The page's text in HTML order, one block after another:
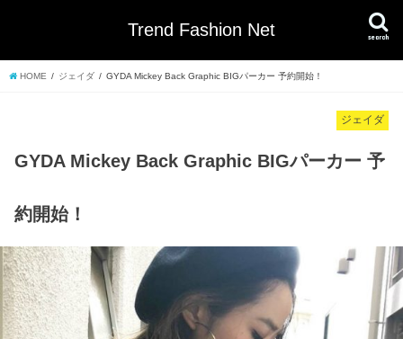
Trend Fashion Net search
HOME ジェイダ GYDA Mickey Back Graphic BIGパーカー 予約開始！
ジェイダ
GYDA Mickey Back Graphic BIGパーカー 予
約開始！